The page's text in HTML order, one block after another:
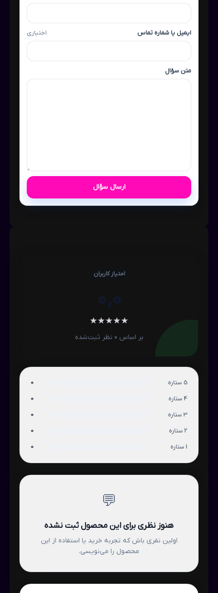
ایمیل یا شماره تماس اختیاری
متن سؤال
ارسال سؤال
امتیاز کاربران
★★★★★
بر اساس 0 نظر ثبت‌شده
5 ستاره
0
4 ستاره
0
3 ستاره
0
2 ستاره
0
1 ستاره
0
💬
هنوز نظری برای این محصول ثبت نشده
اولین نفری باش که تجربه خرید یا استفاده از این
محصول را می‌نویسی.